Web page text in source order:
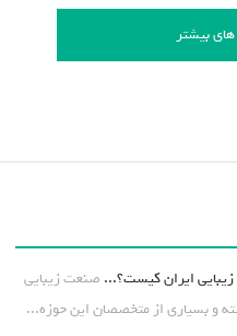
بیشتر
ایران کیست؟... صنعت زیبایی
و بسیاری از متخصصان این حوزه...